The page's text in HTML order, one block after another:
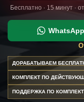
Бесплатно · 15 минут ·
WhatsApp
ДОРАБАТЫВАЕМ
КОМПЛЕКТ ПО
ПОДДЕРЖКА ПО